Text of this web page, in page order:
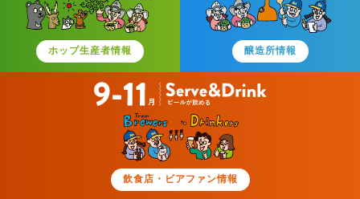
ホップ生産者情報 醸造所情報
飲食店・ビアファン情報